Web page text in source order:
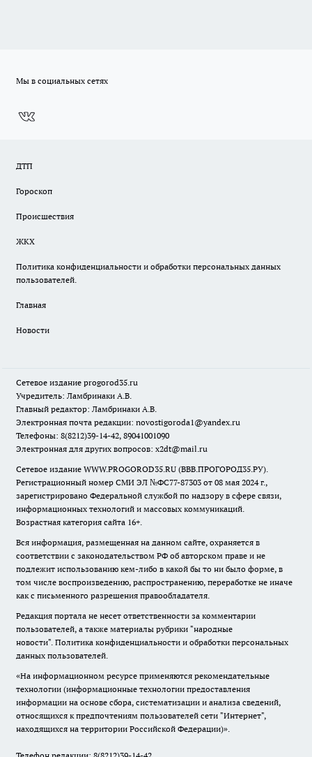
Мы в социальных сетях
ДТП
Гороскоп
Происшествия
ЖКХ
Политика конфиденциальности и обработки персональных данных
пользователей.
Главная
Новости
Сетевое издание progorod35.ru
Учредитель: Ламбринаки А.В.
Главный редактор: Ламбринаки А.В.
Электронная почта редакции: novostigoroda1@yandex.ru
Телефоны: 8(8212)39-14-42, 89041001090
Электронная для других вопросов: x2dt@mail.ru
Сетевое издание WWW.PROGOROD35.RU (ВВВ.ПРОГОРОД35.РУ).
Регистрационный номер СМИ ЭЛ №ФС77-87303 от 08 мая 2024 г.,
зарегистрировано Федеральной службой по надзору в сфере связи,
информационных технологий и массовых коммуникаций.
Возрастная категория сайта 16+.
Вся информация, размещенная на данном сайте, охраняется в
соответствии с законодательством РФ об авторском праве и не
подлежит использованию кем-либо в какой бы то ни было форме, в
том числе воспроизведению, распространению, переработке не иначе
как с письменного разрешения правообладателя.
Редакция портала не несет ответственности за комментарии
пользователей, а также материалы рубрики "народные
новости". Политика конфиденциальности и обработки персональных
данных пользователей.
«На информационном ресурсе применяются рекомендательные
технологии (информационные технологии предоставления
информации на основе сбора, систематизации и анализа сведений,
относящихся к предпочтениям пользователей сети "Интернет",
находящихся на территории Российской Федерации)».